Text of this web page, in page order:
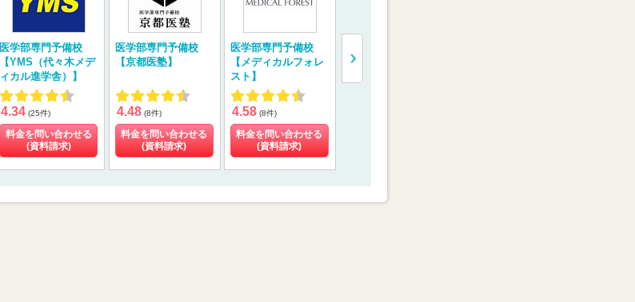
医学部専門予備校
【YMS（代々木メデ
ィカル進学舎）】
4.34 (25件)
料金を問い合わせる
(資料請求)
医学部専門予備校
【京都医塾】
4.48 (8件)
料金を問い合わせる
(資料請求)
医学部専門予備校
【メディカルフォレ
スト】
4.58 (8件)
料金を問い合わせる
(資料請求)
験専門コース 【螢雪